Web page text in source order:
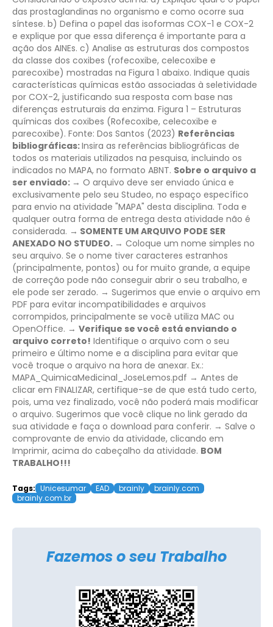
das prostaglandinas no organismo e como ocorre sua
síntese. b) Defina o papel das isoformas COX-1 e COX-2
e explique por que essa diferença é importante para a
ação dos AINEs. c) Analise as estruturas dos compostos
da classe dos coxibes (rofecoxibe, celecoxibe e
parecoxibe) mostradas na Figura 1 abaixo. Indique quais
características químicas estão associadas à seletividade
por COX-2, justificando sua resposta com base nas
diferenças estruturais da enzima. Figura 1 – Estruturas
químicas dos coxibes (Rofecoxibe, celecoxibe e
parecoxibe). Fonte: Dos Santos (2023) Referências
bibliográficas:Insira as referências bibliográficas de
todos os materiais utilizados na pesquisa, incluindo os
indicados no MAPA, no formato ABNT. Sobre o arquivo a
ser enviado: → O arquivo deve ser enviado única e
exclusivamente pelo seu Studeo, no espaço específico
para envio na atividade "MAPA" desta disciplina. Toda e
qualquer outra forma de entrega desta atividade não é
considerada. → SOMENTE UM ARQUIVO PODE SER
ANEXADO NO STUDEO. → Coloque um nome simples no
seu arquivo. Se o nome tiver caracteres estranhos
(principalmente, pontos) ou for muito grande, a equipe
de correção pode não conseguir abrir o seu trabalho, e
ele pode ser zerado. → Sugerimos que envie o arquivo em
PDF para evitar incompatibilidades e arquivos
corrompidos, principalmente se você utiliza MAC ou
OpenOffice. → Verifique se você está enviando o
arquivo correto! Identifique o arquivo com o seu
primeiro e último nome e a disciplina para evitar que
você troque o arquivo na hora de anexar. Ex.:
MAPA_QuimicaMedicinal_JoseLemos.pdf → Antes de
clicar em FINALIZAR, certifique-se de que está tudo certo,
pois, uma vez finalizado, você não poderá mais modificar
o arquivo. Sugerimos que você clique no link gerado da
sua atividade e faça o download para conferir. → Salve o
comprovante de envio da atividade, clicando em
Imprimir, acima do cabeçalho da atividade. BOM
TRABALHO!!!
Tags: Unicesumar EAD brainly
brainly.com
brainly.com.br
Fazemos o seu Trabalho